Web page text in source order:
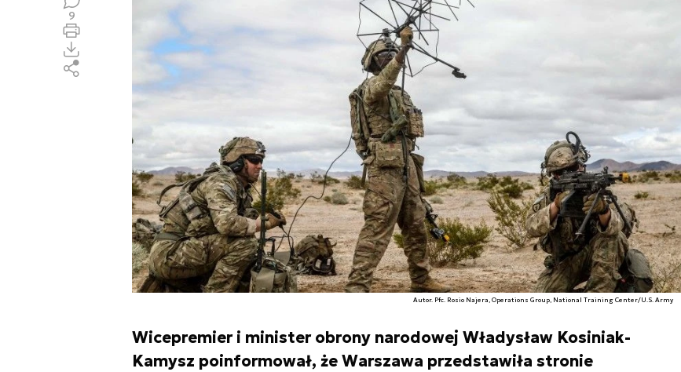
Autor. Pfc. Rosio Najera, Operations Group, National Training Center/U.S. Army
Wicepremier i minister obrony narodowej Władysław Kosiniak-
Kamysz poinformował, że Warszawa przedstawiła stronie
9